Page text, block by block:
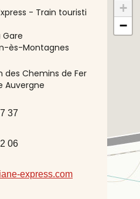
- Train touristi
Gare
ès-Montagnes
des Chemins de Fer
Auvergne
37
06
express.com
+
−